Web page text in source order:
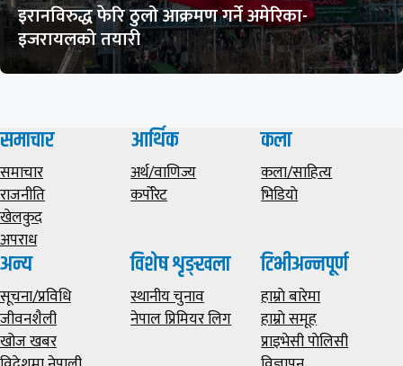
इरानविरुद्ध फेरि ठुलो आक्रमण गर्ने अमेरिका-
इजरायलको तयारी
समाचार
समाचार
राजनीति
खेलकुद
अपराध
आर्थिक
अर्थ/वाणिज्य
कर्पोरेट
कला
कला/साहित्य
भिडियाे
अन्य
सूचना/प्रविधि
जीवनशैली
खोज खबर
विशेष शृङ्खला
स्थानीय चुनाव
नेपाल प्रिमियर लिग
टिभीअन्नपूर्ण
हाम्राे बारेमा
हाम्राे समूह
प्राइभेसी पाेलिसी